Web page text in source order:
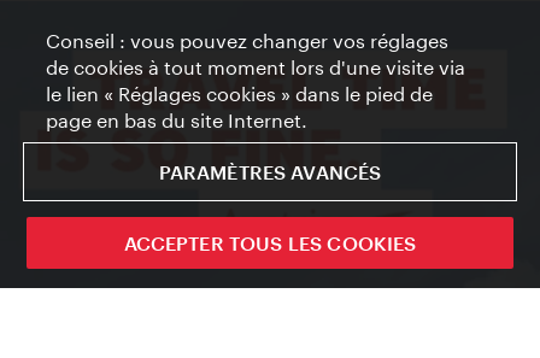
Conseil : vous pouvez changer vos réglages
de cookies à tout moment lors d'une visite via
le lien « Réglages cookies » dans le pied de
page en bas du site Internet.
PARAMÈTRES AVANCÉS
ACCEPTER TOUS LES COOKIES